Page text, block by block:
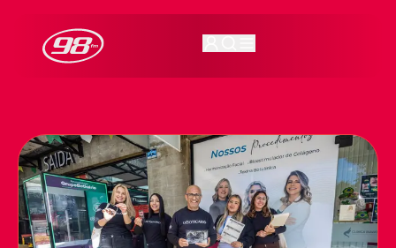
98FM Curitiba